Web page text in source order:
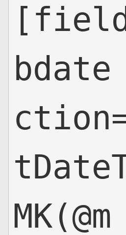
bdate
MK(@m